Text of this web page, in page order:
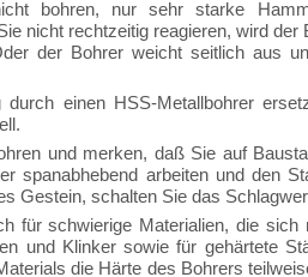
bohren, nur sehr starke
nicht rechtzeitig reagieren, wird
der Bohrer weicht seitlich aus
einen HSS-Metallbohrer
und merken, daß Sie auf
spanabhebend arbeiten und den
Gestein, schalten Sie das
für schwierige Materialien, die
und Klinker sowie für gehärtete
die Härte des Bohrers